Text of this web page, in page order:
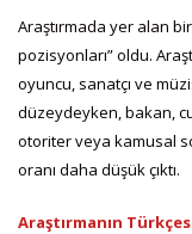
Araştırmada yer alan bir
pozisyonları” oldu.
oyuncu, sanatçı ve
düzeydeyken, bakan,
otoriter veya kamusal
oranı daha düşük çıktı.
Araştırmanın